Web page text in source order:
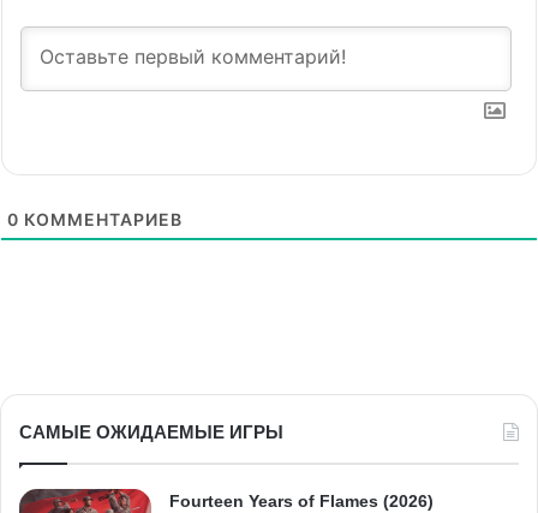
0 КОММЕНТАРИЕВ
САМЫЕ ОЖИДАЕМЫЕ ИГРЫ
Fourteen Years of Flames (2026)